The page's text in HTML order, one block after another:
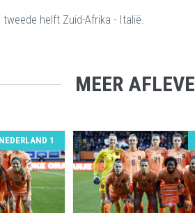
helft Zuid-Afrika - Italië.
MEER
NEDERLAND 1